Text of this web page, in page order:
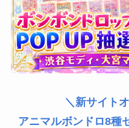
＼新サイト
アニマルボンドロ8種